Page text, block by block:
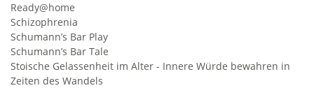
Ready@home
Schizophrenia
Schumann’s Bar Play
Schumann’s Bar Tale
Stoische Gelassenheit im Alter - Innere Würde bewahren in
Zeiten des Wandels